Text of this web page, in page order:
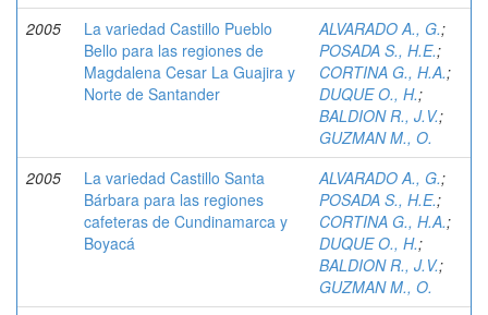
2005
La variedad Castillo Pueblo
Bello para las regiones de
Magdalena Cesar La Guajira y
Norte de Santander
ALVARADO A., G.;
POSADA S., H.E.;
CORTINA G., H.A.;
DUQUE O., H.;
BALDION R., J.V.;
GUZMAN M., O.
2005
La variedad Castillo Santa
Bárbara para las regiones
cafeteras de Cundinamarca y
Boyacá
ALVARADO A., G.;
POSADA S., H.E.;
CORTINA G., H.A.;
DUQUE O., H.;
BALDION R., J.V.;
GUZMAN M., O.